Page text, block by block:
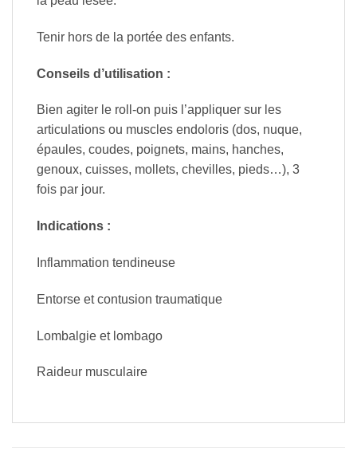
Tenir hors de la portée des enfants.
Conseils d’utilisation :
Bien agiter le roll-on puis l’appliquer sur les
articulations ou muscles endoloris (dos, nuque,
épaules, coudes, poignets, mains, hanches,
genoux, cuisses, mollets, chevilles, pieds…), 3
fois par jour.
Indications :
Inflammation tendineuse
Entorse et contusion traumatique
Lombalgie et lombago
Raideur musculaire